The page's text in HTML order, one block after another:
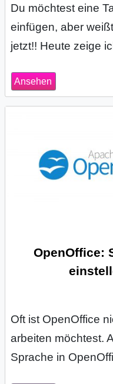
Du möchtest eine
einfügen, aber
jetzt!! Heute zeige
Ansehen
OpenOffice:
Oft ist OpenOffice
arbeiten möchtest.
Sprache in